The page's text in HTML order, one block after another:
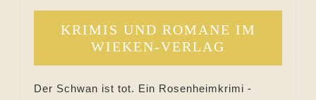
KRIMIS UND ROMANE IM
WIEKEN-VERLAG
Der Schwan ist tot. Ein Rosenheimkrimi -